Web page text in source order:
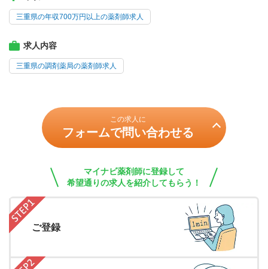
三重県の年収700万円以上の薬剤師求人
求人内容
三重県の調剤薬局の薬剤師求人
この求人に
フォームで問い合わせる
マイナビ薬剤師に登録して
希望通りの求人を紹介してもらう！
ご登録